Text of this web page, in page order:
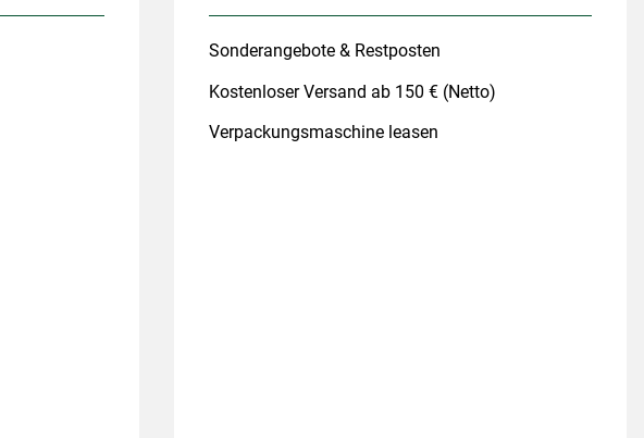
Sonderangebote & Restposten
Kostenloser Versand ab 150 € (Netto)
Verpackungsmaschine leasen